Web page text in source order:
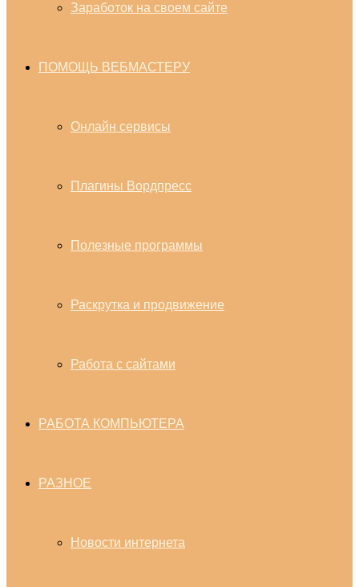
Заработок на своем сайте
ПОМОЩЬ ВЕБМАСТЕРУ
Онлайн сервисы
Плагины Вордпресс
Полезные программы
Раскрутка и продвижение
Работа с сайтами
РАБОТА КОМПЬЮТЕРА
РАЗНОЕ
Новости интернета